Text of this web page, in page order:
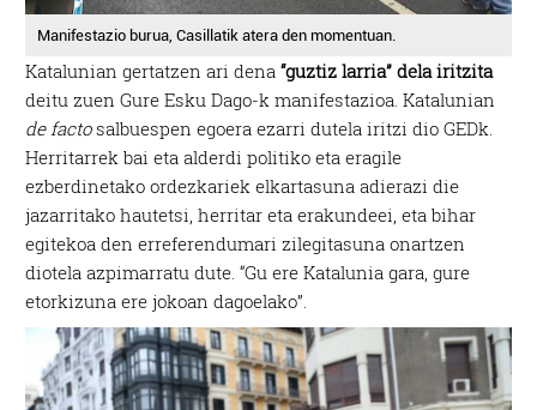
Manifestazio burua, Casillatik atera den momentuan.
Katalunian gertatzen ari dena“guztiz larria” dela iritzita
deitu zuen Gure Esku Dago-k manifestazioa. Katalunian
de factosalbuespen egoera ezarri dutela iritzi dio GEDk.
Herritarrek bai eta alderdi politiko eta eragile
ezberdinetako ordezkariek elkartasuna adierazi die
jazarritako hautetsi, herritar eta erakundeei, eta bihar
egitekoa den erreferendumari zilegitasuna onartzen
diotela azpimarratu dute. “Gu ere Katalunia gara, gure
etorkizuna ere jokoan dagoelako”.